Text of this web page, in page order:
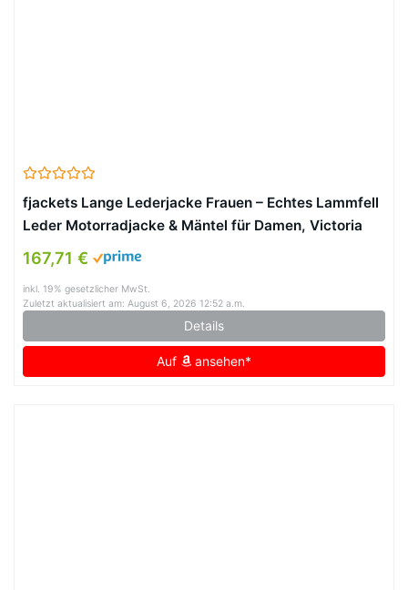
fjackets Lange Lederjacke Frauen – Echtes Lammfell
Leder Motorradjacke & Mäntel für Damen, Victoria
Brown, L
167,71 €
inkl. 19% gesetzlicher MwSt.
Zuletzt aktualisiert am: August 6, 2026 12:52 a.m.
Details
Auf ansehen*